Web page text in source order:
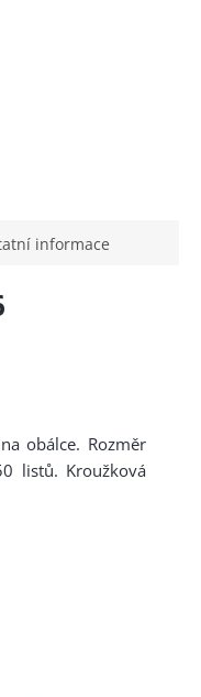
informace
obálce. Rozměr
listů. Kroužková